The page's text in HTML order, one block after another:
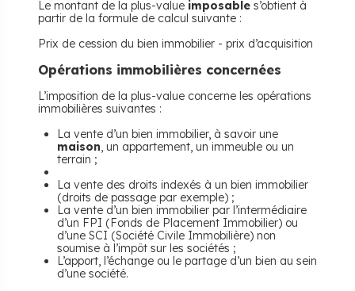
Le montant de la plus-value imposable s’obtient à
partir de la formule de calcul suivante :
Prix de cession du bien immobilier - prix d’acquisition
Opérations immobilières concernées
L’imposition de la plus-value concerne les opérations
immobilières suivantes :
La vente d’un bien immobilier, à savoir une
maison, un appartement, un immeuble ou un
terrain ;
La vente des droits indexés à un bien immobilier
(droits de passage par exemple) ;
La vente d’un bien immobilier par l’intermédiaire
d’un FPI (Fonds de Placement Immobilier) ou
d’une SCI (Société Civile Immobilière) non
soumise à l’impôt sur les sociétés ;
L’apport, l’échange ou le partage d’un bien au sein
d’une société.